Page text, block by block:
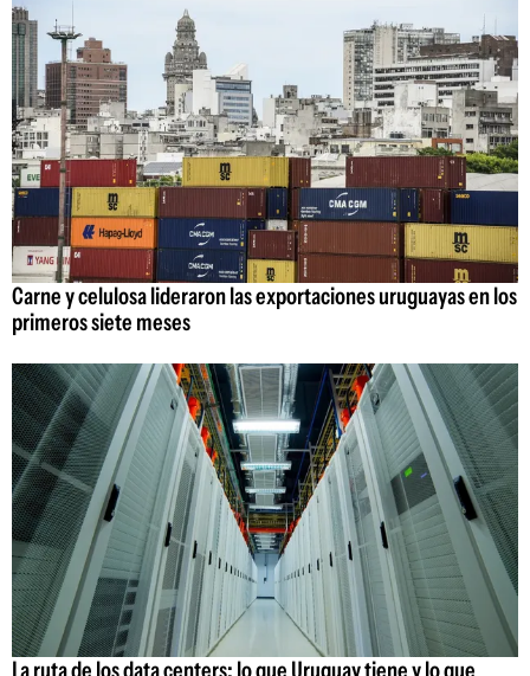
Carne y celulosa lideraron las exportaciones uruguayas en los
primeros siete meses
La ruta de los data centers: lo que Uruguay tiene y lo que